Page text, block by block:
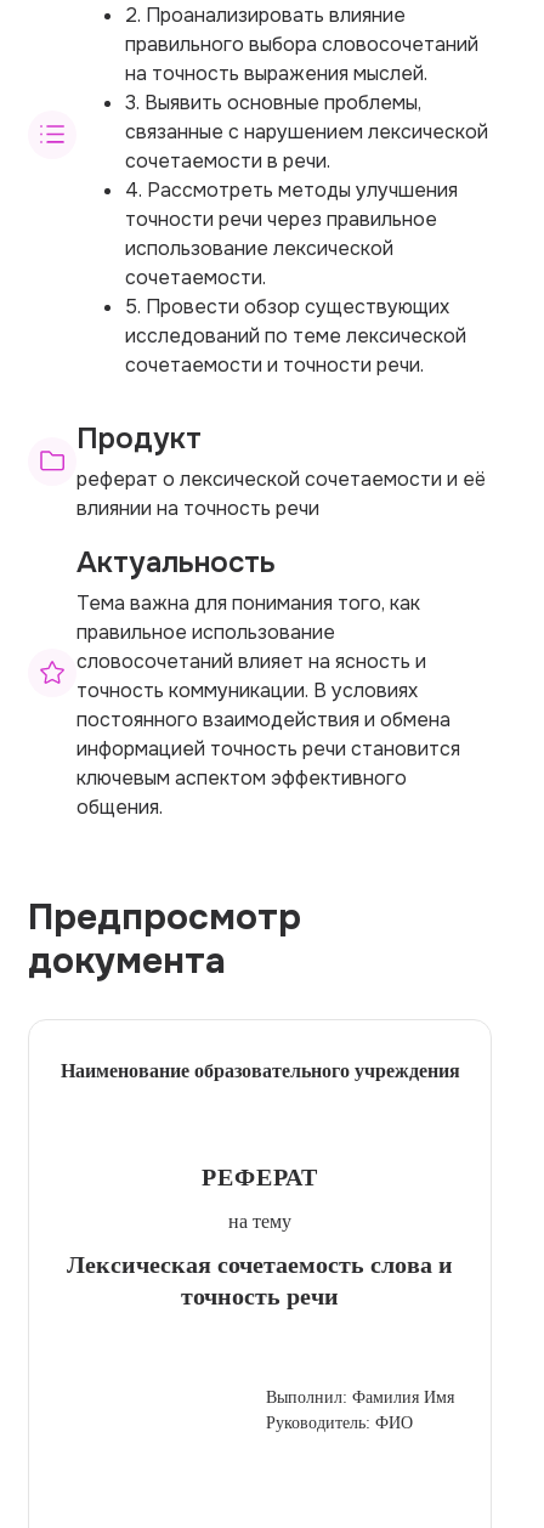
2. Проанализировать влияние
правильного выбора словосочетаний
на точность выражения мыслей.
3. Выявить основные проблемы,
связанные с нарушением лексической
сочетаемости в речи.
4. Рассмотреть методы улучшения
точности речи через правильное
использование лексической
сочетаемости.
5. Провести обзор существующих
исследований по теме лексической
сочетаемости и точности речи.
Продукт
реферат о лексической сочетаемости и её
влиянии на точность речи
Актуальность
Тема важна для понимания того, как
правильное использование
словосочетаний влияет на ясность и
точность коммуникации. В условиях
постоянного взаимодействия и обмена
информацией точность речи становится
ключевым аспектом эффективного
общения.
Предпросмотр
документа
Наименование образовательного учреждения
РЕФЕРАТ
на тему
Лексическая сочетаемость слова и
точность речи
Выполнил: Фамилия Имя
Руководитель: ФИО